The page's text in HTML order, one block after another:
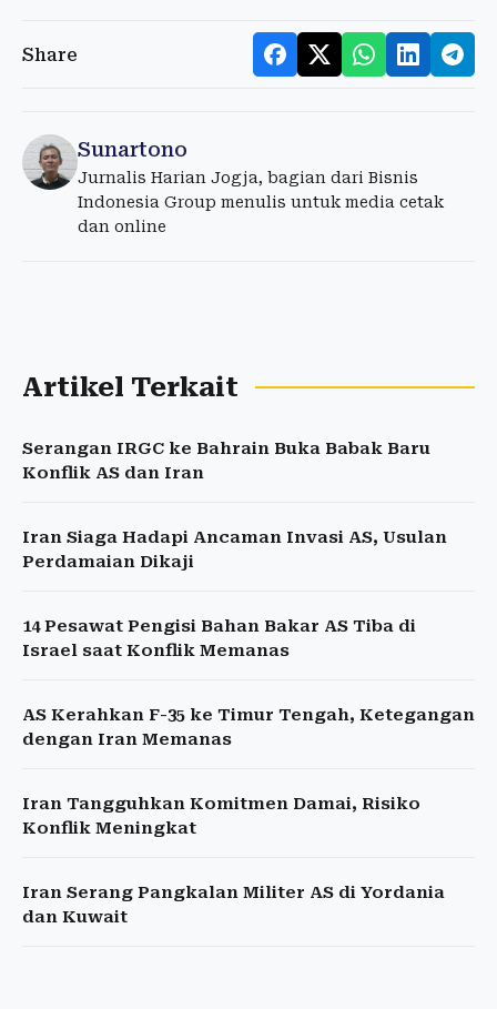
Share
Sunartono
Jurnalis Harian Jogja, bagian dari Bisnis
Indonesia Group menulis untuk media cetak
dan online
Artikel Terkait
Serangan IRGC ke Bahrain Buka Babak Baru
Konflik AS dan Iran
Iran Siaga Hadapi Ancaman Invasi AS, Usulan
Perdamaian Dikaji
14 Pesawat Pengisi Bahan Bakar AS Tiba di
Israel saat Konflik Memanas
AS Kerahkan F-35 ke Timur Tengah, Ketegangan
dengan Iran Memanas
Iran Tangguhkan Komitmen Damai, Risiko
Konflik Meningkat
Iran Serang Pangkalan Militer AS di Yordania
dan Kuwait